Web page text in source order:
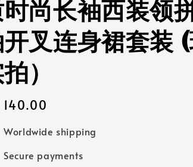
时尚长袖西装领
叉连身裙套装
）
140.00
Worldwide shipping
Secure payments